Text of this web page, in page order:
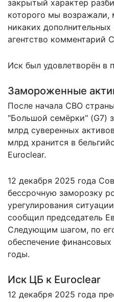
закрытый характер
которого мы
никаких дополнительных
агентство комментарий
Иск был удовлетворён в
Замороженные
После начала СВО
"Большой семёрки" (G7)
млрд суверенных
млрд хранится в
Euroclear.
12 декабря 2025 года
бессрочную заморозку
урегулирования
сообщил председатель
Следующим шагом, по
обеспечение
годы.
Иск ЦБ к Euroclear
12 декабря 2025 года